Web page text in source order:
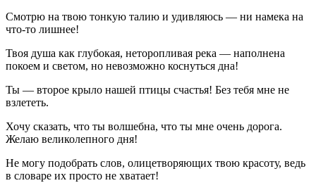
Смотрю на твою тонкую талию и удивляюсь — ни намека на
что-то лишнее!
Твоя душа как глубокая, неторопливая река — наполнена
покоем и светом, но невозможно коснуться дна!
Ты — второе крыло нашей птицы счастья! Без тебя мне не
взлететь.
Хочу сказать, что ты волшебна, что ты мне очень дорога.
Желаю великолепного дня!
Не могу подобрать слов, олицетворяющих твою красоту, ведь
в словаре их просто не хватает!